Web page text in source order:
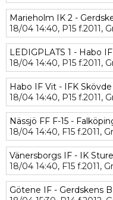
Marieholm IK 2 -
18/04 14:40, P15 f.2011,
LEDIGPLATS 1 - Habo
18/04 14:40, P15 f.2011,
Habo IF Vit - IFK
18/04 14:40, P15 f.2011,
Nässjö FF F-15 -
18/04 14:40, F15 f.2011,
Vänersborgs IF - IK
18/04 14:40, F15 f.2011,
Götene IF - Gerdskens